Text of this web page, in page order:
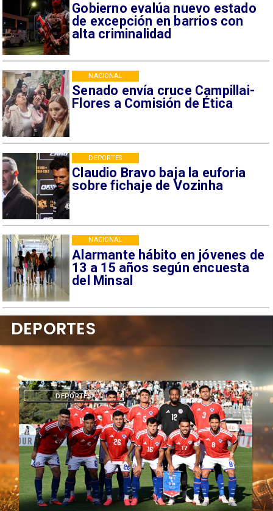
Gobierno evalúa nuevo estado
de excepción en barrios con
alta criminalidad
Senado envía cruce Campillai-
Flores a Comisión de Ética
NACIONAL
Claudio Bravo baja la euforia
sobre fichaje de Vozinha
DEPORTES
Alarmante hábito en jóvenes de
13 a 15 años según encuesta
del Minsal
NACIONAL
DEPORTES
DEPORTES